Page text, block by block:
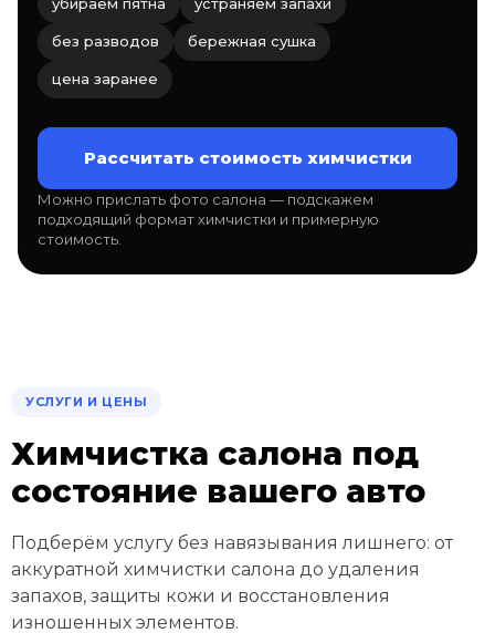
убираем пятна устраняем запахи
без разводов бережная сушка
цена заранее
Рассчитать стоимость химчистки
Можно прислать фото салона — подскажем
подходящий формат химчистки и примерную
стоимость.
УСЛУГИ И ЦЕНЫ
Химчистка салона под
состояние вашего авто
Подберём услугу без навязывания лишнего: от
аккуратной химчистки салона до удаления
запахов, защиты кожи и восстановления
изношенных элементов.